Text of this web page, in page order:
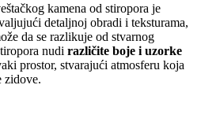
kamena od stiropora je
detaljnoj obradi i teksturama,
da se razlikuje od stvarnog
nudi različite boje i uzorke
prostor, stvarajući atmosferu koja
zidove.